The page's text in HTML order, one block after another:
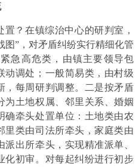
？在镇综治中心的研判室，
图”，对矛盾纠纷实行精细化管
急高危类，由镇主要领导包
动调处；一般简易类，由村级
，每周研判调整。二是按矛盾
为土地权属、邻里关系、婚姻
确牵头处置单位：土地类由农
里类由司法所牵头，家庭类由
出所牵头，实现精准派单、
化初审。对每起纠纷进行初步